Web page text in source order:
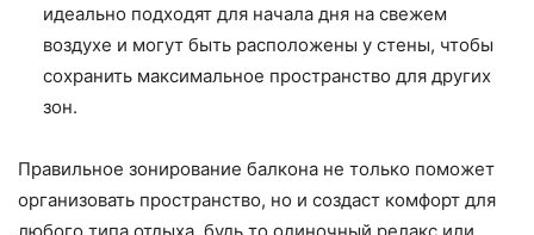
идеально подходят для начала дня на свежем
воздухе и могут быть расположены у стены, чтобы
сохранить максимальное пространство для других
зон.
Правильное зонирование балкона не только поможет
организовать пространство, но и создаст комфорт для